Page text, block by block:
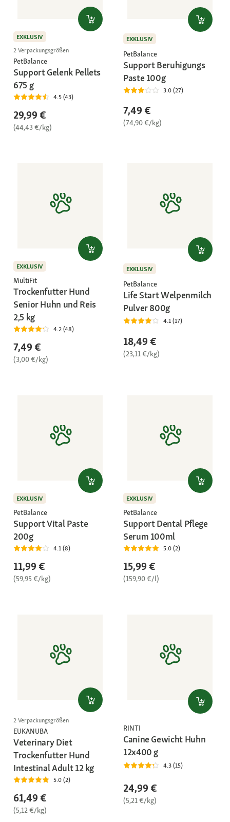
EXKLUSIV
2 Verpackungsgrößen
PetBalance
Support Gelenk Pellets
675 g
4.5 (43)
29,99 €
(44,43 €/kg)
EXKLUSIV
PetBalance
Support Beruhigungs
Paste 100g
3.0 (27)
7,49 €
(74,90 €/kg)
EXKLUSIV
MultiFit
Trockenfutter Hund
Senior Huhn und Reis
2,5 kg
4.2 (48)
7,49 €
(3,00 €/kg)
EXKLUSIV
PetBalance
Life Start Welpenmilch
Pulver 800g
4.1 (17)
18,49 €
(23,11 €/kg)
EXKLUSIV
PetBalance
Support Vital Paste
200g
4.1 (8)
11,99 €
(59,95 €/kg)
EXKLUSIV
PetBalance
Support Dental Pflege
Serum 100ml
5.0 (2)
15,99 €
(159,90 €/l)
2 Verpackungsgrößen
EUKANUBA
Veterinary Diet
Trockenfutter Hund
Intestinal Adult 12 kg
5.0 (2)
61,49 €
(5,12 €/kg)
RINTI
Canine Gewicht Huhn
12x400 g
4.3 (15)
24,99 €
(5,21 €/kg)